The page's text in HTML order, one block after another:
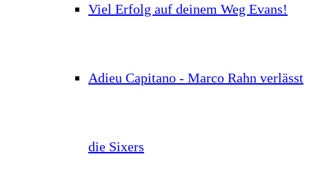
Viel Erfolg auf deinem Weg Evans!
Adieu Capitano - Marco Rahn verlässt
die Sixers